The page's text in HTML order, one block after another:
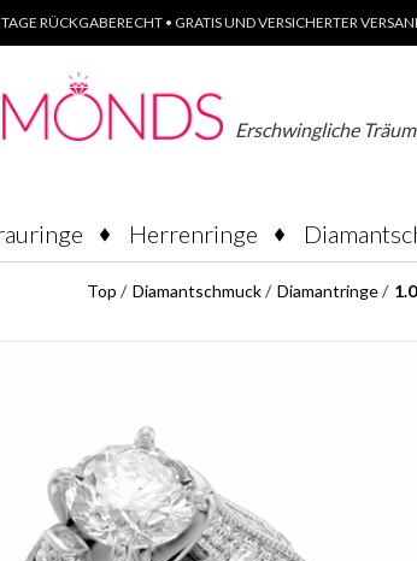
RÜCKGABERECHT • GRATIS UND VERSICHERTER
Erschwingliche
Herrenringe
Top / Diamantschmuck/ Diamantringe/